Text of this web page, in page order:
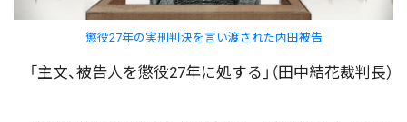
懲役27年の実刑判決を言い渡された内田被告
「主文、被告人を懲役27年に処する」（田中結花裁判長）